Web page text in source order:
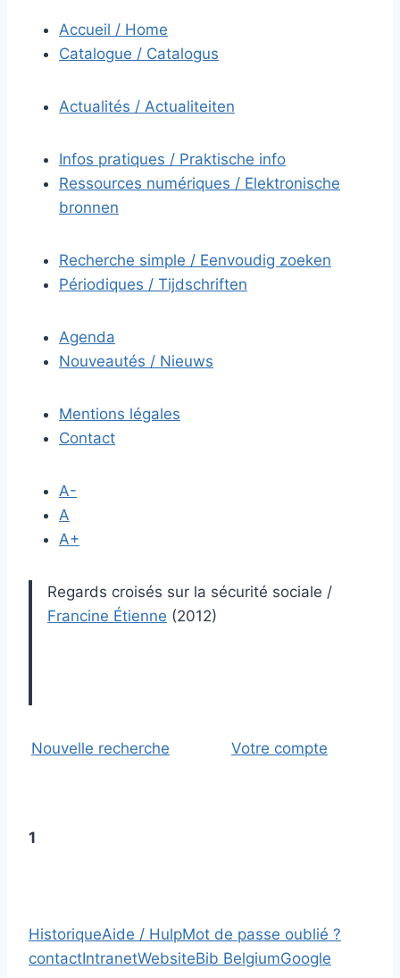
Accueil / Home
Catalogue / Catalogus
Actualités / Actualiteiten
Infos pratiques / Praktische info
Ressources numériques / Elektronische
bronnen
Recherche simple / Eenvoudig zoeken
Périodiques / Tijdschriften
Agenda
Nouveautés / Nieuws
Mentions légales
Contact
A-
A
A+
Regards croisés sur la sécurité sociale /
Francine Étienne (2012)
Nouvelle recherche Votre compte
1
HistoriqueAide / HulpMot de passe oublié ?
contactIntranetWebsiteBib BelgiumGoogle